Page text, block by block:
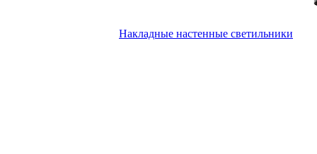
Накладные настенные светильники